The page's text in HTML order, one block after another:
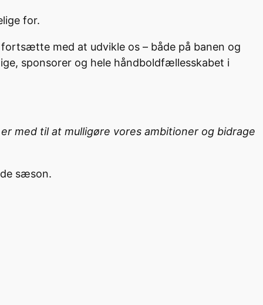
for.
med at udvikle os – både på banen og
sponsorer og hele håndboldfællesskabet i
med til at mulligøre vores ambitioner og bidrage
sæson.